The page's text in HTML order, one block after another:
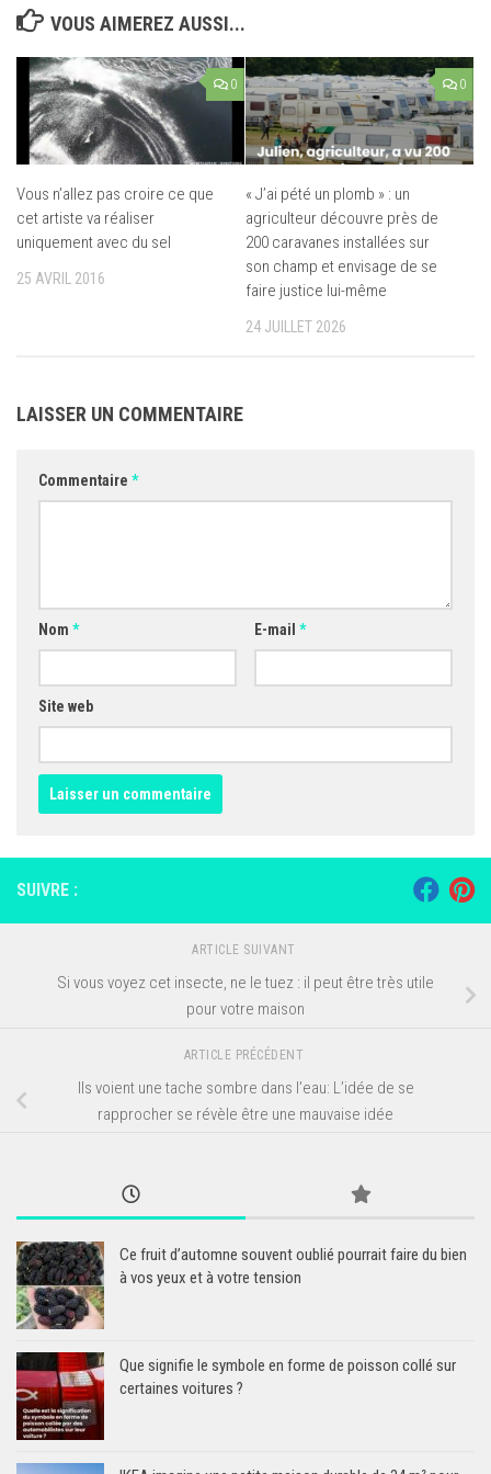
VOUS AIMEREZ AUSSI...
0
Vous n’allez pas croire ce que
cet artiste va réaliser
uniquement avec du sel
25 AVRIL 2016
0
« J’ai pété un plomb » : un
agriculteur découvre près de
200 caravanes installées sur
son champ et envisage de se
faire justice lui-même
24 JUILLET 2026
LAISSER UN COMMENTAIRE
Commentaire *
Nom * E-mail *
Site web
SUIVRE :
ARTICLE SUIVANT
Si vous voyez cet insecte, ne le tuez : il peut être très utile
pour votre maison
ARTICLE PRÉCÉDENT
Ils voient une tache sombre dans l’eau: L’idée de se
rapprocher se révèle être une mauvaise idée
Ce fruit d’automne souvent oublié pourrait faire du bien
à vos yeux et à votre tension
Que signifie le symbole en forme de poisson collé sur
certaines voitures ?